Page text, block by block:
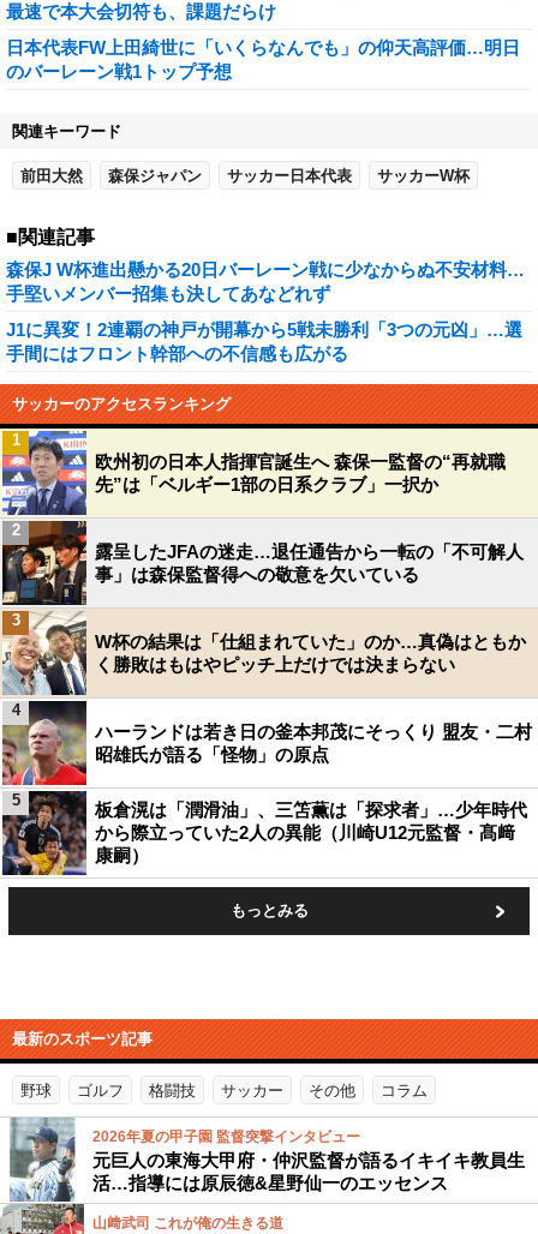
最速で本大会切符も、課題だらけ
日本代表FW上田綺世に「いくらなんでも」の仰天高評価…明日
のバーレーン戦1トップ予想
関連キーワード
前田大然 森保ジャパン サッカー日本代表 サッカーW杯
■関連記事
森保J W杯進出懸かる20日バーレーン戦に少なからぬ不安材料…
手堅いメンバー招集も決してあなどれず
J1に異変！2連覇の神戸が開幕から5戦未勝利「3つの元凶」…選
手間にはフロント幹部への不信感も広がる
サッカーのアクセスランキング
欧州初の日本人指揮官誕生へ 森保一監督の“再就職
先”は「ベルギー1部の日系クラブ」一択か
1
露呈したJFAの迷走…退任通告から一転の「不可解人
事」は森保監督得への敬意を欠いている
2
W杯の結果は「仕組まれていた」のか…真偽はともか
く勝敗はもはやピッチ上だけでは決まらない
3
ハーランドは若き日の釜本邦茂にそっくり 盟友・二村
昭雄氏が語る「怪物」の原点
4
板倉滉は「潤滑油」、三笘薫は「探求者」…少年時代
から際立っていた2人の異能（川崎U12元監督・髙﨑
康嗣）
5
もっとみる
最新のスポーツ記事
野球 ゴルフ 格闘技 サッカー その他 コラム
2026年夏の甲子園 監督突撃インタビュー
元巨人の東海大甲府・仲沢監督が語るイキイキ教員生
活…指導には原辰徳&星野仙一のエッセンス
山﨑武司 これが俺の生きる道